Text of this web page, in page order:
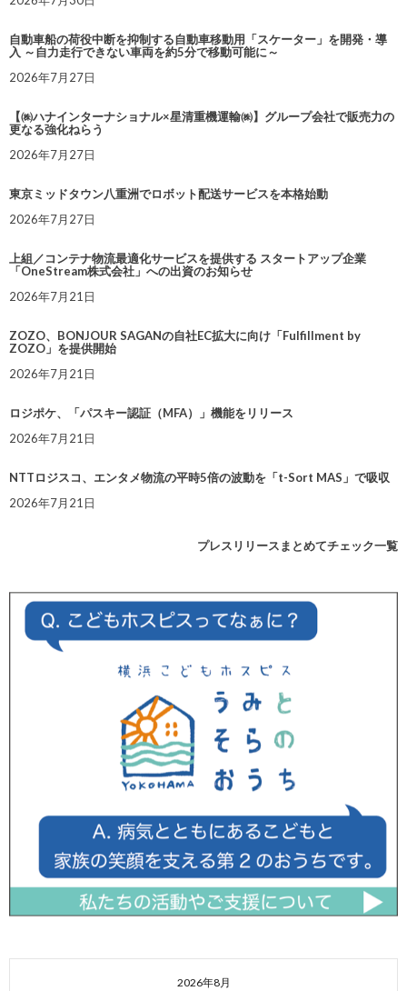
自動車船の荷役中断を抑制する自動車移動用「スケーター」を開発・導
入 ～自力走行できない車両を約5分で移動可能に～
2026年7月27日
【㈱ハナインターナショナル×星清重機運輸㈱】グループ会社で販売力の
更なる強化ねらう
2026年7月27日
東京ミッドタウン八重洲でロボット配送サービスを本格始動
2026年7月27日
上組／コンテナ物流最適化サービスを提供する スタートアップ企業
「OneStream株式会社」への出資のお知らせ
2026年7月21日
ZOZO、BONJOUR SAGANの自社EC拡大に向け「Fulfillment by
ZOZO」を提供開始
2026年7月21日
ロジポケ、「パスキー認証（MFA）」機能をリリース
2026年7月21日
NTTロジスコ、エンタメ物流の平時5倍の波動を「t-Sort MAS」で吸収
2026年7月21日
プレスリリースまとめてチェック一覧
2026年8月